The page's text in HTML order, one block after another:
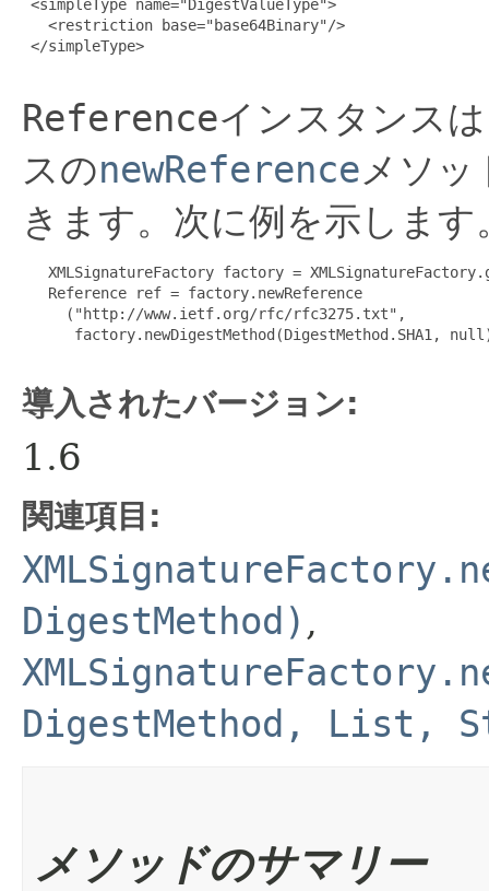
<simpleType name="DigestValueType">
   <restriction base="base64Binary"/>
</simpleType>
Referenceインスタンス
スのnewReferenceメソッ
きます。次に例を示します
XMLSignatureFactory factory =
   Reference ref = factory.newReference
     ("http://www.ietf.org/rfc/rfc3275.txt",
factory.newDigestMethod(DigestMethod.SHA1,
導入されたバージョン:
1.6
関連項目:
DigestMethod) ,
DigestMethod, List,
メソッドのサマリー